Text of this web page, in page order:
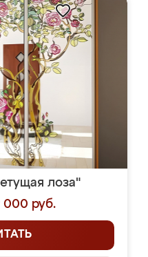
лоза"
000 руб.